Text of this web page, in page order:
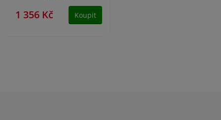
1 356 Kč Koupit